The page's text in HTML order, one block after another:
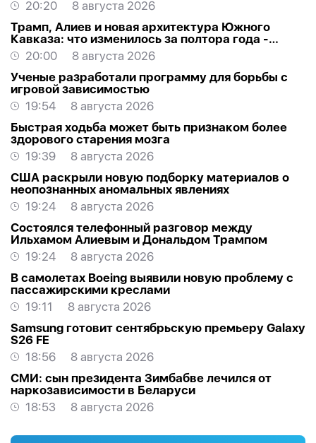
20:20
8 августа 2026
Трамп, Алиев и новая архитектура Южного
Кавказа: что изменилось за полтора года -
ВЗГЛЯД
20:00
8 августа 2026
Ученые разработали программу для борьбы с
игровой зависимостью
19:54
8 августа 2026
Быстрая ходьба может быть признаком более
здорового старения мозга
19:39
8 августа 2026
США раскрыли новую подборку материалов о
неопознанных аномальных явлениях
19:24
8 августа 2026
Состоялся телефонный разговор между
Ильхамом Алиевым и Дональдом Трампом
19:24
8 августа 2026
В самолетах Boeing выявили новую проблему с
пассажирскими креслами
19:11
8 августа 2026
Samsung готовит сентябрьскую премьеру Galaxy
S26 FE
18:56
8 августа 2026
СМИ: сын президента Зимбабве лечился от
наркозависимости в Беларуси
18:53
8 августа 2026